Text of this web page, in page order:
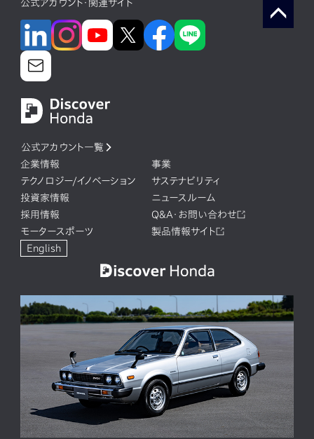
公式アカウント・関連サイト
公式アカウント一覧
企業情報
事業
テクノロジー/イノベーション
サステナビリティ
投資家情報
ニュースルーム
採用情報
Q&A・お問い合わせ
モータースポーツ
製品情報サイト
English